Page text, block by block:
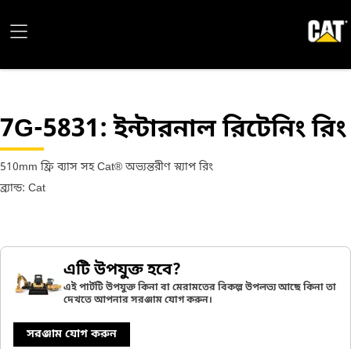
7G-5831: ইন্টারনাল রিটেনিং রিং
510mm ফ্রি ব্যাস সহ Cat® অভ্যন্তরীণ স্ন্যাপ রিং
ব্র্যান্ড: Cat
এটি উপযুক্ত হবে?
এই পার্টটি উপযুক্ত কিনা বা মেরামতের বিকল্প উপলভ্য আছে কিনা তা
দেখতে আপনার সরঞ্জাম যোগ করুন।
সরঞ্জাম যোগ করুন